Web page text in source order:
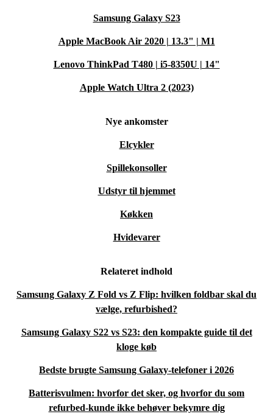
Samsung Galaxy S23
Apple MacBook Air 2020 | 13.3" | M1
Lenovo ThinkPad T480 | i5-8350U | 14"
Apple Watch Ultra 2 (2023)
Nye ankomster
Elcykler
Spillekonsoller
Udstyr til hjemmet
Køkken
Hvidevarer
Relateret indhold
Samsung Galaxy Z Fold vs Z Flip: hvilken foldbar skal du
vælge, refurbished?
Samsung Galaxy S22 vs S23: den kompakte guide til det
kloge køb
Bedste brugte Samsung Galaxy-telefoner i 2026
Batterisvulmen: hvorfor det sker, og hvorfor du som
refurbed-kunde ikke behøver bekymre dig